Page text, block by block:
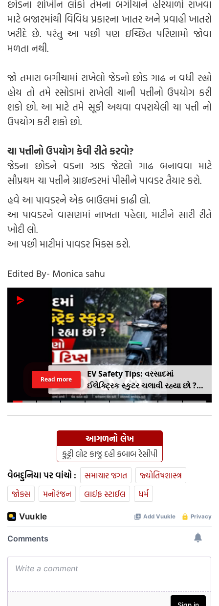
છોડના શોખીન લોકો તેમના બગીચાને હરિયાળો રાખવા
માટે બજારમાંથી વિવિધ પ્રકારના ખાતર અને પ્રવાહી ખાતરો
ખરીદે છે. પરંતુ આ પછી પણ ઇચ્છિત પરિણામો જોવા
મળતા નથી.
જો તમારા બગીચામાં રાખેલો જેડનો છોડ ગાઢ ન વધી રહ્યો
હોય તો તમે રસોડામાં રાખેલી ચાની પત્તીનો ઉપયોગ કરી
શકો છો. આ માટે તમે સૂકી અથવા વપરાયેલી ચા પત્તી નો
ઉપયોગ કરી શકો છો.
ચા પત્તીનો ઉપયોગ કેવી રીતે કરવો?
જેડના છોડને વડના ઝાડ જેટલો ગાઢ બનાવવા માટે
સૌપ્રથમ ચા પત્તીને ગ્રાઇન્ડરમાં પીસીને પાવડર તૈયાર કરો.
હવે આ પાવડરને એક બાઉલમાં કાઢી લો.
આ પાવડરને વાસણમાં નાખતા પહેલા, માટીને સારી રીતે
ખોદી લો.
આ પછી માટીમાં પાવડર મિક્સ કરો.
Edited By- Monica sahu
EV Safety Tips: વરસાદમાં
ઈલેક્ટ્રિક સ્કુટર ચલાવી રહ્યા છો ?
આ નાનકડી ભૂલ પડી શકે છે ભારે ..
Read more
આગળનો લેખ
કુટ્ટી લોટ કાજુ દહી કબાબ રેસીપી
વેબદુનિયા પર વાંચો : સમાચાર જગત
જ્યોતિષશાસ્ત્ર
જોક્સ
મનોરંજન લાઈફ સ્ટાઈલ ધર્મ